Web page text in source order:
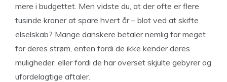
mere i budgettet. Men vidste du, at der ofte er flere
tusinde kroner at spare hvert år – blot ved at skifte
elselskab? Mange danskere betaler nemlig for meget
for deres strøm, enten fordi de ikke kender deres
muligheder, eller fordi de har overset skjulte gebyrer og
ufordelagtige aftaler.